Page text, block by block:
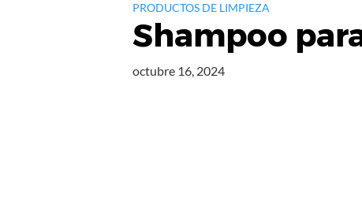
PRODUCTOS DE LIMPIEZA
Shampoo
octubre 16, 2024